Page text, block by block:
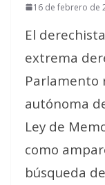
16 de febrero de
El
extrema
Parlamento
autónoma
Ley de
como
búsqueda